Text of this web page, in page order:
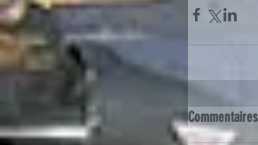
Commentaires